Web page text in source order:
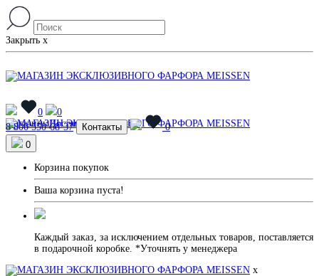
Закрыть x
0
0
МагазиныДоставка и Оплата
8 800 550-68-37 Контакты
0
0
Корзина покупок
Ваша корзина пуста!
Каждый заказ, за исключением отдельных товаров, поставляется
в подарочной коробке. *Уточнять у менеджера
x